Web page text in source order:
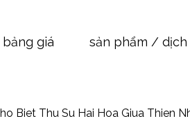
bảng giá
Báo giá xây nhà trọn gói
sản phẩm / dịch
Báo giá xây nhà phần thô